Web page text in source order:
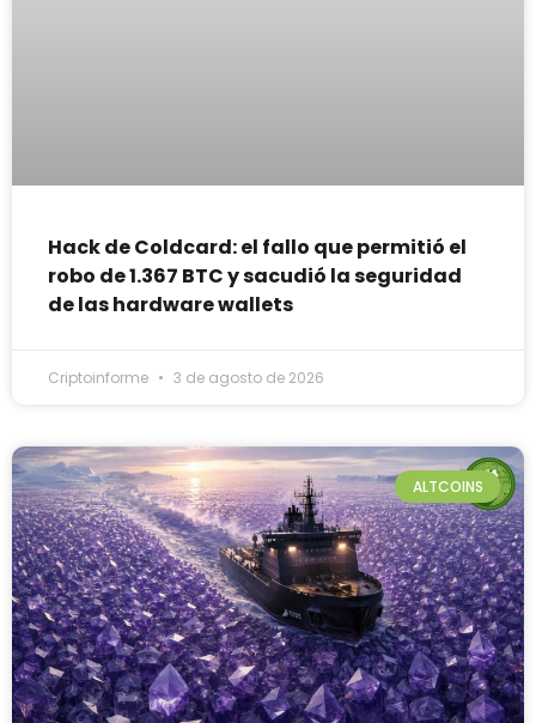
Hack de Coldcard: el fallo que permitió el
robo de 1.367 BTC y sacudió la seguridad
de las hardware wallets
Criptoinforme 3 de agosto de 2026
ALTCOINS